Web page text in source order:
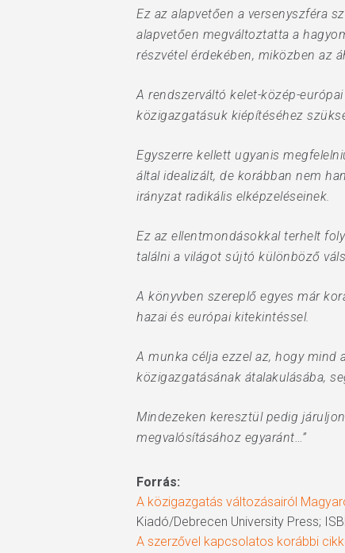
Ez az alapvetően a versenyszféra
alapvetően megváltoztatta a
részvétel érdekében, miközben az
A rendszerváltó kelet-közép-
közigazgatásuk kiépítéséhez
Egyszerre kellett ugyanis
által idealizált, de korábban nem
irányzat radikális elképzeléseinek.
Ez az ellentmondásokkal terhelt
találni a világot sújtó különböző
A könyvben szereplő egyes már
hazai és európai kitekintéssel.
A munka célja ezzel az, hogy mind
közigazgatásának átalakulásába,
Mindezeken keresztül pedig
megvalósításához egyaránt…”
Forrás:
A közigazgatás változásairól
Kiadó/Debrecen University Press;
A szerzővel kapcsolatos korábbi